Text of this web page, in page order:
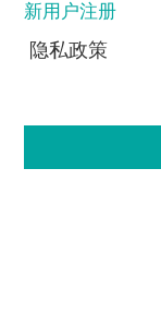
新用户注册
隐私政策